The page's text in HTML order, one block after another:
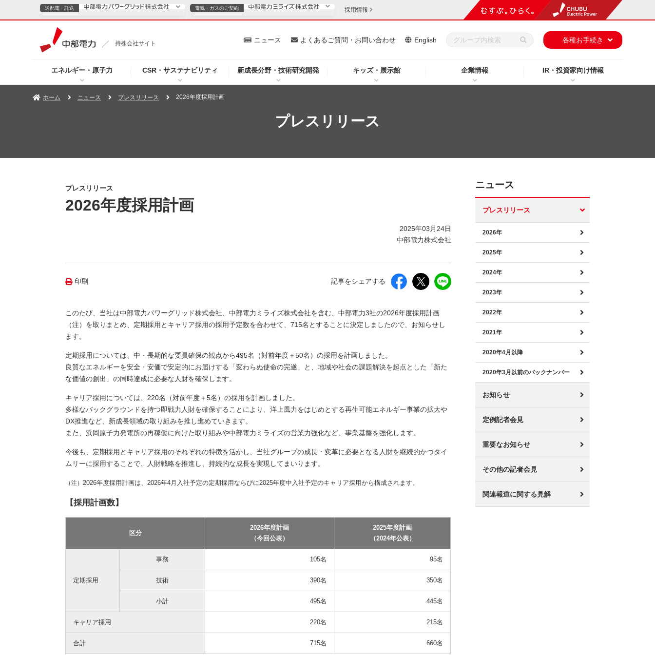
持株会社サイト
エネルギー・原子力 CSR・サステナビリティ 新成長分野・技術研究開発 キッズ・展示館 企業情報 IR・投資家向け情報
ニュース よくあるご質問・お問い合わせ English 各種お手続き
送配電・託送
TOPページへ ご案内 安定供給
企業情報
電気・ガスのご契約
電気・ガスのご契約
TOPページへ 個人のお客さま 法人のお客さま
採用情報
ホーム ニュース プレスリリース 2026年度採用計画
プレスリリース
プレスリリース
2026年度採用計画
2025年03月24日
中部電力株式会社
印刷 記事をシェアする
このたび、当社は中部電力パワーグリッド株式会社、中部電力ミライズ株式会社を含む、中部電力3社の2026年度採用計画
（注）を取りまとめ、定期採用とキャリア採用の採用予定数を合わせて、715名とすることに決定しましたので、お知らせし
ます。
定期採用については、中・長期的な要員確保の観点から495名（対前年度＋50名）の採用を計画しました。
良質なエネルギーを安全・安価で安定的にお届けする「変わらぬ使命の完遂」と、地域や社会の課題解決を起点とした「新た
な価値の創出」の同時達成に必要な人財を確保します。
キャリア採用については、220名（対前年度＋5名）の採用を計画しました。
多様なバックグラウンドを持つ即戦力人財を確保することにより、洋上風力をはじめとする再生可能エネルギー事業の拡大や
DX推進など、新成長領域の取り組みを推し進めていきます。
また、浜岡原子力発電所の再稼働に向けた取り組みや中部電力ミライズの営業力強化など、事業基盤を強化します。
今後も、定期採用とキャリア採用のそれぞれの特徴を活かし、当社グループの成長・変革に必要となる人財を継続的かつタイ
ムリーに採用することで、人財戦略を推進し、持続的な成長を実現してまいります。
（注）2026年度採用計画は、2026年4月入社予定の定期採用ならびに2025年度中入社予定のキャリア採用から構成されます。
【採用計画数】
区分
2026年度計画
（今回公表）
2025年度計画
（2024年公表）
定期採用
事務 105名 95名
技術 390名 350名
小計 495名 445名
キャリア採用 220名 215名
合計 715名 660名
ニュース
プレスリリース
2026年
2025年
2024年
2023年
2022年
2021年
2020年4月以降
2020年3月以前のバックナンバー
お知らせ
定例記者会見
重要なお知らせ
その他の記者会見
関連報道に関する見解